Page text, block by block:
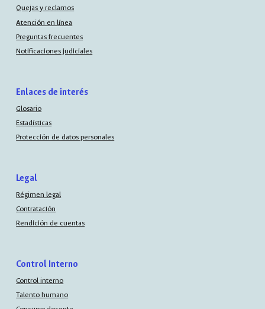
Quejas y reclamos
Atención en línea
Preguntas frecuentes
Notificaciones judiciales
Enlaces de interés
Glosario
Estadísticas
Protección de datos personales
Legal
Régimen legal
Contratación
Rendición de cuentas
Control Interno
Control interno
Talento humano